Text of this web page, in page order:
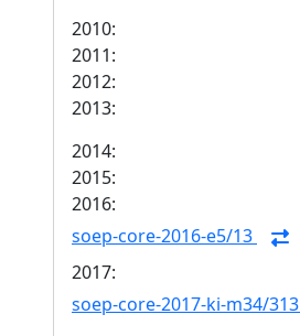
2010:
2011:
2012:
2013:
2014:
2015:
2016:
soep-core-2016-e5/13
2017:
soep-core-2017-ki-m34/313